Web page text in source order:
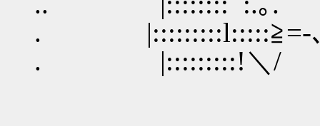
. |:::::::::l:::::≧=‐､
. |:::::::::!＼/ 〈/i